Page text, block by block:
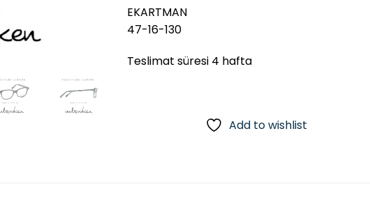
EKARTMAN
47-16-130
Teslimat süresi 4 hafta
Add to wishlist